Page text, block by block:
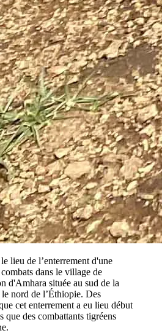
lieu de l’enterrement d'une
dans le village de
d'Amhara située au sud de la
nord de l’Éthiopie. Des
cet enterrement a eu lieu début
que des combattants tigréens